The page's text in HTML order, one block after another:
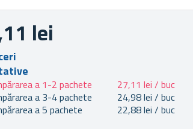
lei
a 1-2 pachete
27,11 lei / buc
a 3-4 pachete
24,98 lei / buc
a 5 pachete
22,88 lei / buc